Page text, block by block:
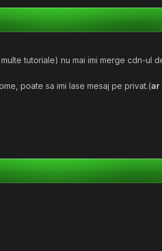
tutoriale) nu mai imi merge cdn-
poate sa imi lase mesaj pe privat.(ar